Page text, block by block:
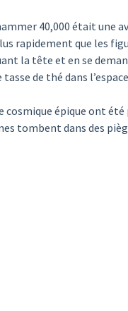
40,000 était une
rapidement que les
la tête et en se
de thé dans
épique ont été
tombent dans des